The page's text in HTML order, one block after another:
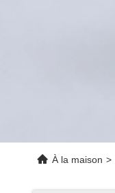
À la maison >